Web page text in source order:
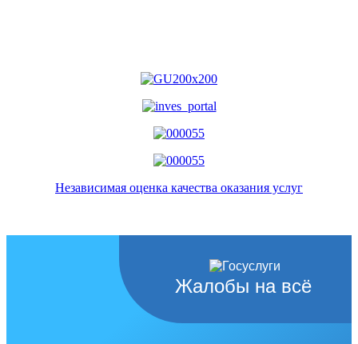
Независимая оценка качества оказания услуг
Жалобы на всё